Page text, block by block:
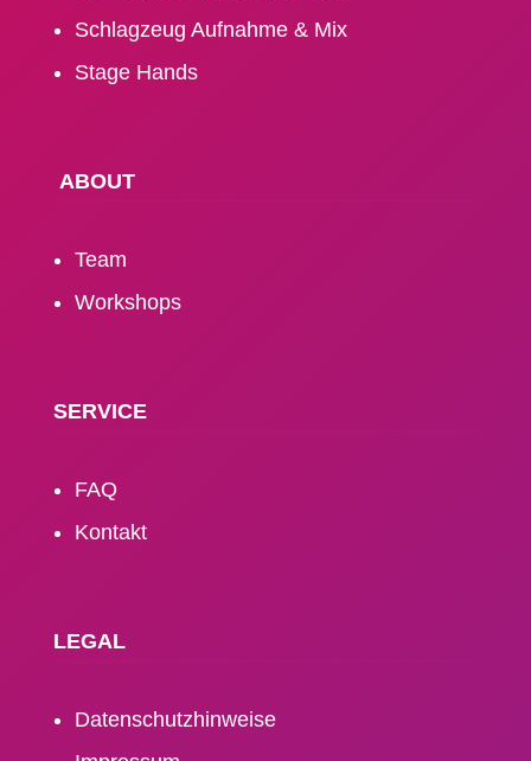
Schlagzeug Aufnahme & Mix
Stage Hands
ABOUT
Team
Workshops
SERVICE
FAQ
Kontakt
LEGAL
Daten­schutz­hinweise